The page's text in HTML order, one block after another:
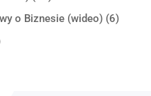
o Biznesie (wideo)(6)